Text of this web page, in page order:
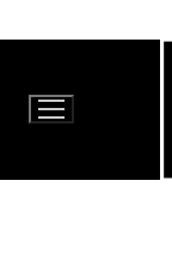
para
conteúdo